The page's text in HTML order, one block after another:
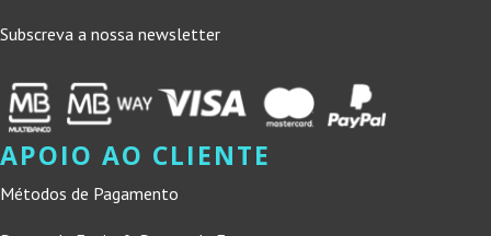
Subscreva a nossa newsletter
APOIO AO CLIENTE
Métodos de Pagamento